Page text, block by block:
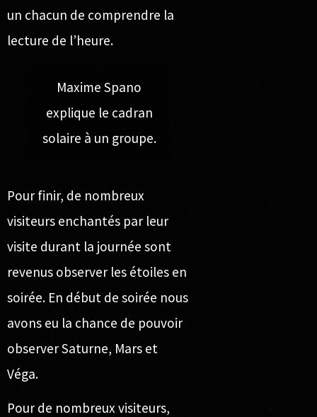
un chacun de comprendre la
lecture de l’heure.
Maxime Spano
explique le cadran
solaire à un groupe.
Pour finir, de nombreux
visiteurs enchantés par leur
visite durant la journée sont
revenus observer les étoiles en
soirée. En début de soirée nous
avons eu la chance de pouvoir
observer Saturne, Mars et
Véga.
Pour de nombreux visiteurs,